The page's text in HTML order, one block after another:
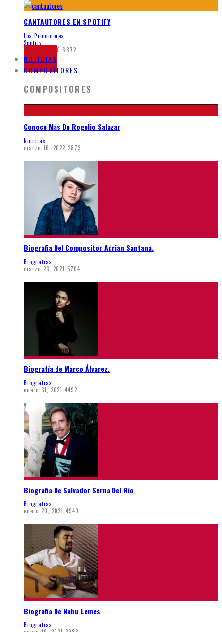
CANTAUTORES EN SPOTIFY
Los Promotores
Spotify
junio 7, 2020 6872
NOTICIAS
COMPOSITORES
COMPOSITORES
Conoce Más De Rogelio Salazar
Noticias
marzo 16, 2022 2873
Biografia Del Compositor Adrian Santana.
Biografias
marzo 23, 2021 5704
Biografía de Marco Álvarez.
Biografias
enero 31, 2021 4492
Biografia De Salvador Serna Del Rio
Biografias
enero 20, 2021 4949
Biografia De Nahu Lemes
Biografias